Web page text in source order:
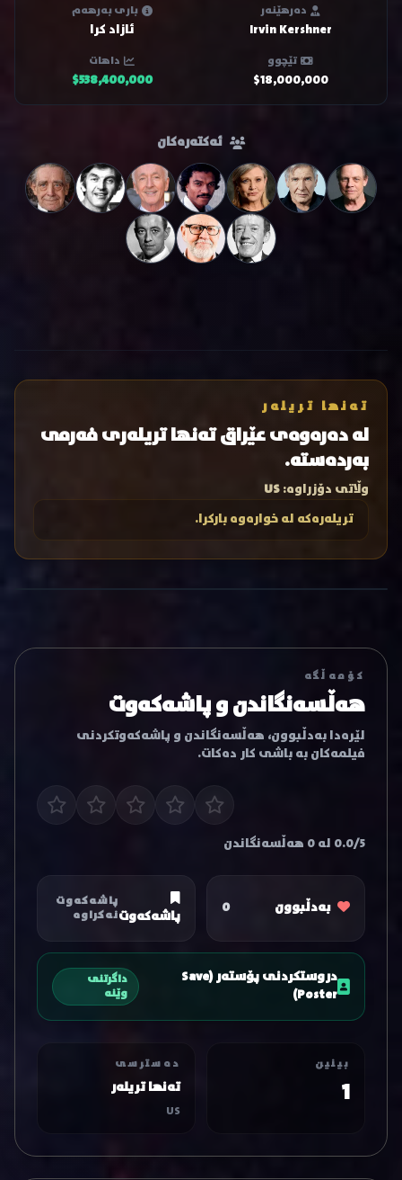
دەرهێنەر
Irvin Kershner
باری بەرهەم
ئازاد کرا
تێچوو
$18,000,000
داهات
$538,400,000
ئەکتەرەکان
تەنها تریلەر
لە دەرەوەی عێراق تەنها تریلەری فەرمی
بەردەستە.
وڵاتی دۆزراوە:US
تریلەرەکە لە خوارەوە بارکرا.
کۆمەڵگە
هەڵسەنگاندن و پاشەکەوت
لێرەدا بەدڵبوون، هەڵسەنگاندن و پاشەکەوتکردنی
فیلمەکان بە باشی کار دەکات.
0.0/5 لە 0 هەڵسەنگاندن
بەدڵبوون 0 پاشەکەوت
پاشەکەوت
نەکراوە
دروستکردنی پۆستەر (Save
Poster)
داگرتنی
وێنە
بینین
1
دەسترسی
تەنها تریلەر
US